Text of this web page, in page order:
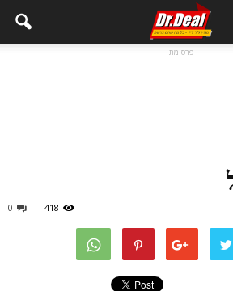
- פרסומת -
0 418